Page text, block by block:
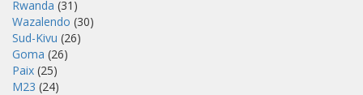
Rwanda (31)
Wazalendo (30)
Sud-Kivu (26)
Goma (26)
Paix (25)
M23 (24)